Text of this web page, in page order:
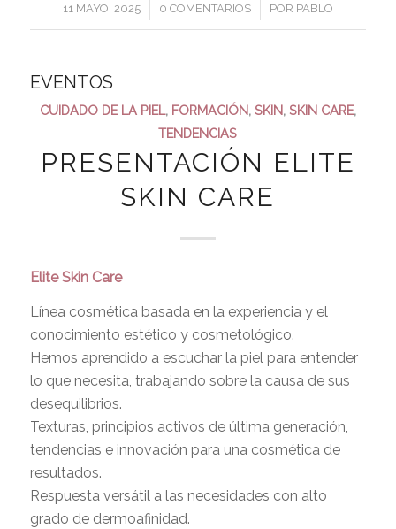
11 MAYO, 2025
/ 0 COMENTARIOS
/ POR PABLO
EVENTOS
CUIDADO DE LA PIEL, FORMACIÓN, SKIN, SKIN CARE,
TENDENCIAS
PRESENTACIÓN ELITE
SKIN CARE
Elite Skin Care
Línea cosmética basada en la experiencia y el
conocimiento estético y cosmetológico.
Hemos aprendido a escuchar la piel para entender
lo que necesita, trabajando sobre la causa de sus
desequilibrios.
Texturas, principios activos de última generación,
tendencias e innovación para una cosmética de
resultados.
Respuesta versátil a las necesidades con alto
grado de dermoafinidad.